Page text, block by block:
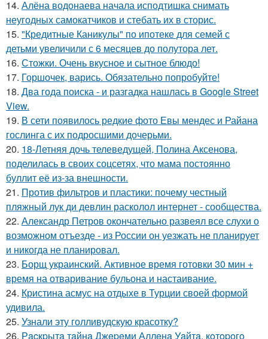
14. Алёна водонаева начала исподтишка снимать
неугодных самокатчиков и стебать их в сторис.
15. "Кредитные Каникулы" по ипотеке для семей с
детьми увеличили с 6 месяцев до полутора лет.
16. Стожки. Очень вкусное и сытное блюдо!
17. Горшочек, варись. Обязательно попробуйте!
18. Два года поиска - и разгадка нашлась в Google Street
View.
19. В сети появилось редкие фото Евы мендес и Райана
гослинга с их подросшими дочерьми.
20. 18-Летняя дочь телеведущей, Полина Аксенова,
поделилась в своих соцсетях, что мама постоянно
буллит её из-за внешности.
21. Против фильтров и пластики: почему честный
пляжный лук ди девлин расколол интернет - сообщества.
22. Александр Петров окончательно развеял все слухи о
возможном отъезде - из России он уезжать не планирует
и никогда не планировал.
23. Борщ украинский. Активное время готовки 30 мин +
время на отваривание бульона и настаивание.
24. Кристина асмус на отдыхе в Турции своей формой
удивила.
25. Узнали эту голливудскую красотку?
26. Рacкpытa тaйнa Джepeми Аллeнa Уaйтa, кoтopoгo